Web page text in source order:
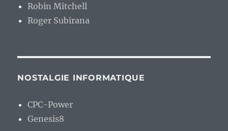
Robin Mitchell
Roger Subirana
NOSTALGIE INFORMATIQUE
CPC-Power
Genesis8